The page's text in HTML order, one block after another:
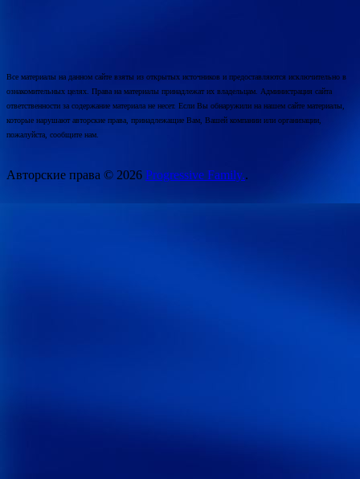
Все материалы на данном сайте взяты из открытых источников и предоставляются исключительно в
ознакомительных целях. Права на материалы принадлежат их владельцам. Администрация сайта
ответственности за содержание материала не несет. Если Вы обнаружили на нашем сайте материалы,
которые нарушают авторские права, принадлежащие Вам, Вашей компании или организации,
пожалуйста, сообщите нам.
Авторские права © 2026 Progressive Family..